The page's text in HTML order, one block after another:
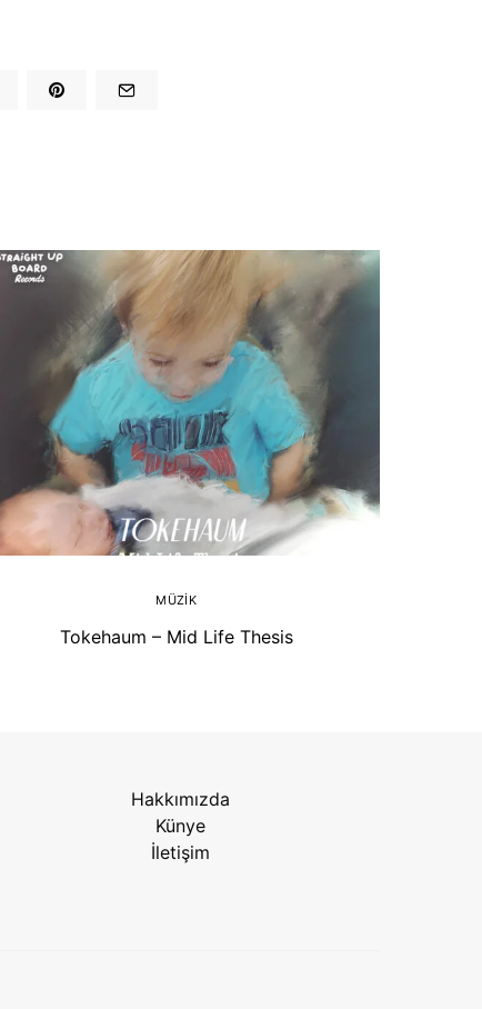
MÜZIK
Tokehaum – Mid Life Thesis
Hakkımızda
Künye
İletişim